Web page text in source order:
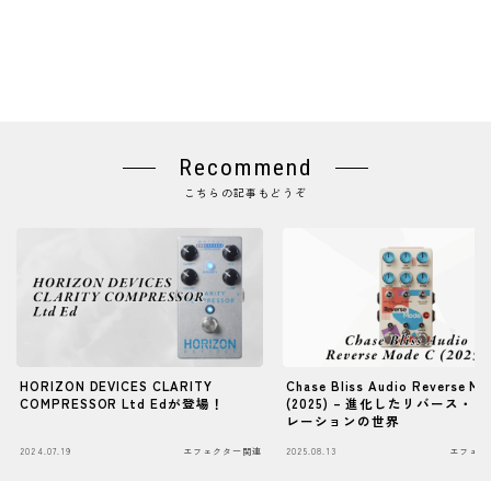
Recommend
こちらの記事もどうぞ
HORIZON DEVICES CLARITY
COMPRESSOR Ltd Edが登場！
2024.07.19 エフェクター関連
Chase Bliss Audio Reverse
(2025) – 進化したリバース・モ
レーションの世界
2025.08.13 エフェ